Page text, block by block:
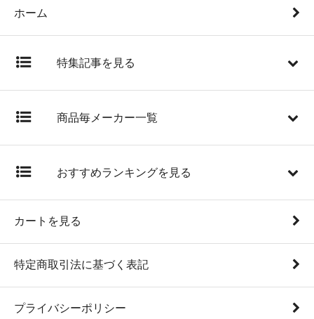
ホーム
特集記事を見る
商品毎メーカー一覧
おすすめランキングを見る
カートを見る
特定商取引法に基づく表記
プライバシーポリシー